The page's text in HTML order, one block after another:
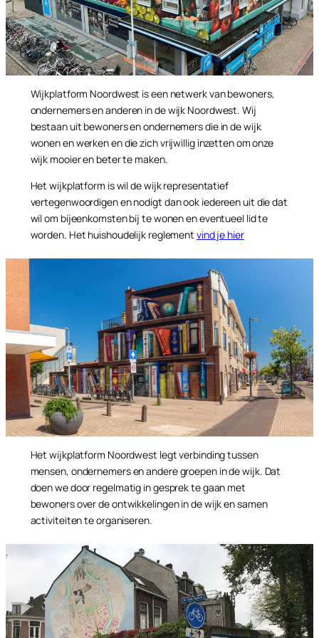
Wijkplatform Noordwest is een netwerk van bewoners,
ondernemers en anderen in de wijk Noordwest. Wij
bestaan uit bewoners en ondernemers die in de wijk
wonen en werken en die zich vrijwillig inzetten om onze
wijk mooier en beter te maken.
Het wijkplatform is wil de wijk representatief
vertegenwoordigen en nodigt dan ook iedereen uit die dat
wil om bijeenkomsten bij te wonen en eventueel lid te
worden. Het huishoudelijk reglement vind je hier
Het wijkplatform Noordwest legt verbinding tussen
mensen, ondernemers en andere groepen in de wijk. Dat
doen we door regelmatig in gesprek te gaan met
bewoners over de ontwikkelingen in de wijk en samen
activiteiten te organiseren.